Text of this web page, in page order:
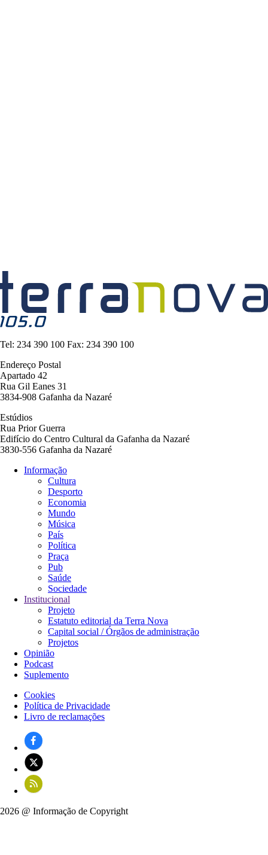
Tel: 234 390 100 Fax: 234 390 100
Endereço Postal
Apartado 42
Rua Gil Eanes 31
3834-908 Gafanha da Nazaré
Estúdios
Rua Prior Guerra
Edifício do Centro Cultural da Gafanha da Nazaré
3830-556 Gafanha da Nazaré
Navegação
principal
Informação
Cultura
Desporto
Economia
Mundo
Música
País
Política
Praça
Pub
Saúde
Sociedade
Institucional
Projeto
Estatuto editorial da Terra Nova
Capital social / Órgãos de administração
Projetos
Opinião
Podcast
Suplemento
Rodapé
Cookies
Política de Privacidade
Livro de reclamações
2026 @ Informação de Copyright